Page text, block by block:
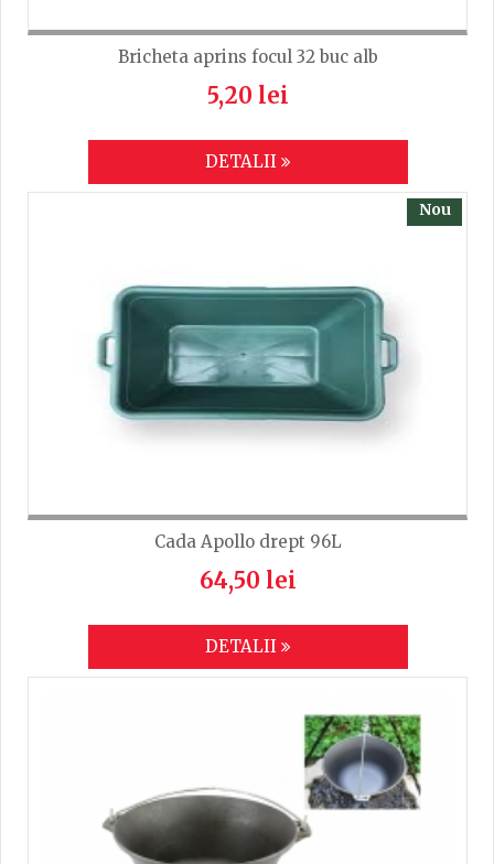
Bricheta aprins focul 32 buc alb
5,20 lei
DETALII
Nou
Cada Apollo drept 96L
64,50 lei
DETALII